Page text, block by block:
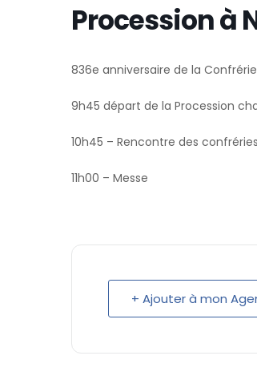
Procession à
836e anniversaire de la Confrérie
9h45 départ de la Procession
10h45 – Rencontre des
11h00 – Messe
+ Ajouter à mon